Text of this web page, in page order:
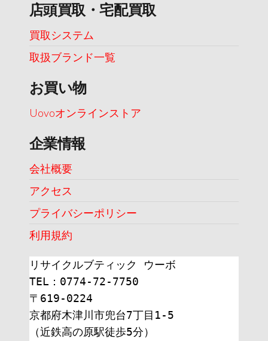
店頭買取・宅配買取
買取システム
取扱ブランド一覧
お買い物
Uovoオンラインストア
企業情報
会社概要
アクセス
プライバシーポリシー
利用規約
リサイクルブティック ウーボ
TEL：0774-72-7750
〒619-0224
京都府木津川市兜台7丁目1-5
（近鉄高の原駅徒歩5分）